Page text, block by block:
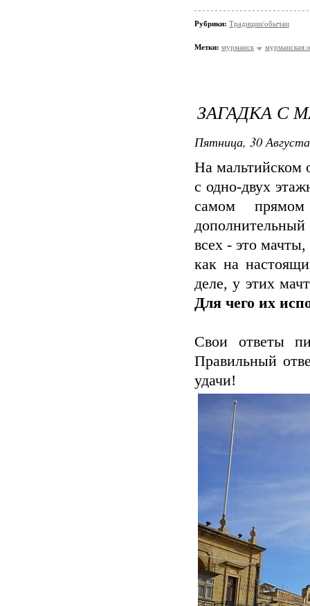
Рубрики: Традиции/обычаи
Метки: мурманск мурманская
ЗАГАДКА С
Пятница, 30
На мальтийском
с одно-двух
самом
дополнительный
всех - это
как на
деле, у этих
Для чего их
Свои ответы
Правильный
удачи!